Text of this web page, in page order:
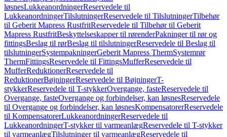
løsnesLukkeanordningerReservedele til
LukkeanordningerTilslutningerReservedele til TilslutningerTilbehør
til Geberit Mapress RustfritReservedele til Tilbehør til Geberit
Mapress RustfritBeskyttelseskapper til rørenderPakninger til rør og
fittingsBeslag til rørBeslag til tilslutningerReservedele til Beslag til
tilslutningerSystempakningerGeberit Mapress ThermSystemrør
ThermFittingsReservedele til FittingsMufferReservedele til
MufferReduktionerReservedele til
ReduktionerBøjningerReservedele til BøjningerT-
stykkerReservedele til T-stykkerOvergange, fasteReservedele til
Overgange, fasteOvergange og forbindelser, kan løsnesReservedele
til Overgange og forbindelser, kan løsnesKompensatorerReservedele
til KompensatorerLukkeanordningerReservedele til
LukkeanordningerT-stykker til varmeanlægReservedele til T-stykker
til varmeanlægTilslutninger til varmeanlægReservedele til